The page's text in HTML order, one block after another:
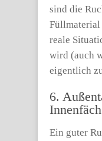
sind die
Füllmaterial
reale
wird (auch
eigentlich
6.
Ein guter